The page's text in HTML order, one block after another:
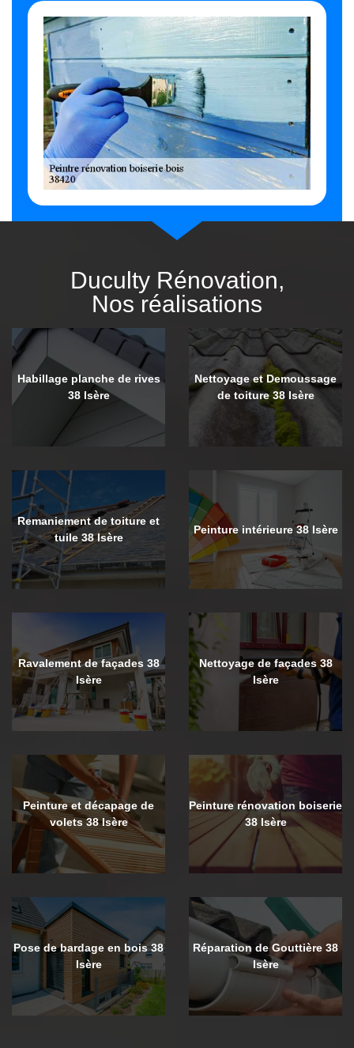
Duculty Rénovation,
Nos réalisations
Habillage planche de rives
38 Isère
Nettoyage et Demoussage
de toiture 38 Isère
Remaniement de toiture et
tuile 38 Isère
Peinture intérieure 38 Isère
Ravalement de façades 38
Isère
Nettoyage de façades 38
Isère
Peinture et décapage de
volets 38 Isère
Peinture rénovation boiserie
38 Isère
Pose de bardage en bois 38
Isère
Réparation de Gouttière 38
Isère